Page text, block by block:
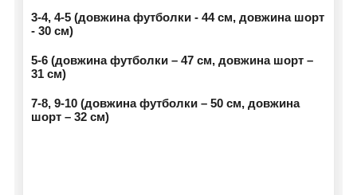
3-4, 4-5 (довжина футболки - 44 см, довжина шорт
- 30 см)
5-6 (довжина футболки – 47 см, довжина шорт –
31 см)
7-8, 9-10 (довжина футболки – 50 см, довжина
шорт – 32 см)